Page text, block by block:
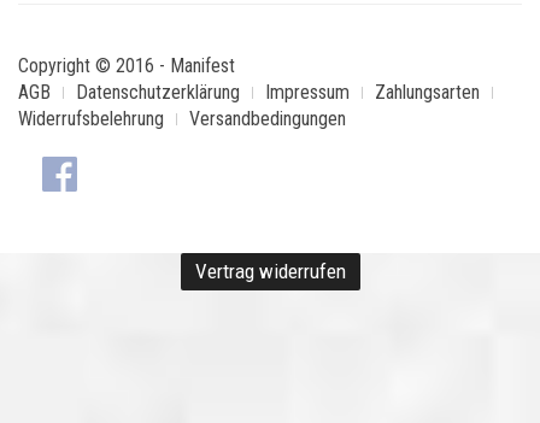
Copyright © 2016 - Manifest
AGB
Datenschutzerklärung Impressum
Zahlungsarten
Widerrufsbelehrung
Versandbedingungen
Vertrag widerrufen